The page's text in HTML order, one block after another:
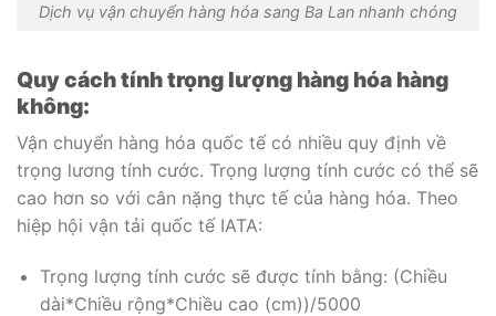
Dịch vụ vận chuyển hàng hóa sang Ba Lan nhanh chóng
Quy cách tính trọng lượng hàng hóa hàng
không:
Vận chuyển hàng hóa quốc tế có nhiều quy định về
trọng lương tính cước. Trọng lượng tính cước có thể sẽ
cao hơn so với cân nặng thực tế của hàng hóa. Theo
hiệp hội vận tải quốc tế IATA:
Trọng lượng tính cước sẽ được tính bằng: (Chiều
dài*Chiều rộng*Chiều cao (cm))/5000